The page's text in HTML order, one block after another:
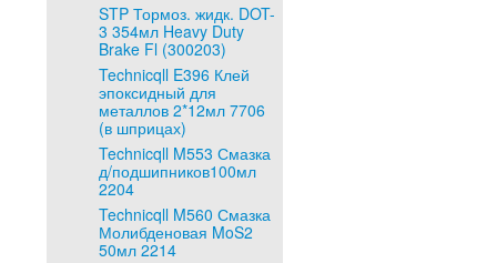
STP Тормоз. жидк. DOT-
3 354мл Heavy Duty
Brake Fl (300203)
Technicqll E396 Клей
эпоксидный для
металлов 2*12мл 7706
(в шприцах)
Technicqll M553 Смазка
д/подшипников100мл
2204
Technicqll M560 Смазка
Молибденовая MoS2
50мл 2214